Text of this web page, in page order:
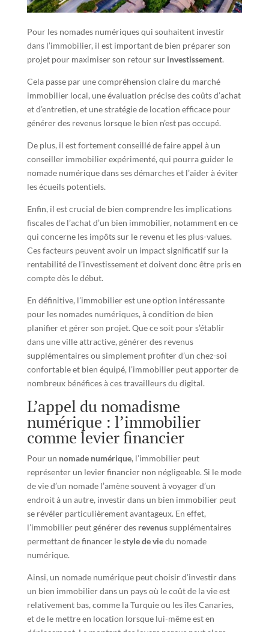
Pour les nomades numériques qui souhaitent investir
dans l’immobilier, il est important de bien préparer son
projet pour maximiser son retour sur investissement.
Cela passe par une compréhension claire du marché
immobilier local, une évaluation précise des coûts d’achat
et d’entretien, et une stratégie de location efficace pour
générer des revenus lorsque le bien n’est pas occupé.
De plus, il est fortement conseillé de faire appel à un
conseiller immobilier expérimenté, qui pourra guider le
nomade numérique dans ses démarches et l’aider à éviter
les écueils potentiels.
Enfin, il est crucial de bien comprendre les implications
fiscales de l’achat d’un bien immobilier, notamment en ce
qui concerne les impôts sur le revenu et les plus-values.
Ces facteurs peuvent avoir un impact significatif sur la
rentabilité de l’investissement et doivent donc être pris en
compte dès le début.
En définitive, l’immobilier est une option intéressante
pour les nomades numériques, à condition de bien
planifier et gérer son projet. Que ce soit pour s’établir
dans une ville attractive, générer des revenus
supplémentaires ou simplement profiter d’un chez-soi
confortable et bien équipé, l’immobilier peut apporter de
nombreux bénéfices à ces travailleurs du digital.
L’appel du nomadisme
numérique : l’immobilier
comme levier financier
Pour un nomade numérique, l’immobilier peut
représenter un levier financier non négligeable. Si le mode
de vie d’un nomade l’amène souvent à voyager d’un
endroit à un autre, investir dans un bien immobilier peut
se révéler particulièrement avantageux. En effet,
l’immobilier peut générer des revenussupplémentaires
permettant de financer lestyle de viedu nomade
numérique.
Ainsi, un nomade numérique peut choisir d’investir dans
un bien immobilier dans un pays où le coût de la vie est
relativement bas, comme la Turquie ou les îles Canaries,
et de le mettre en location lorsque lui-même est en